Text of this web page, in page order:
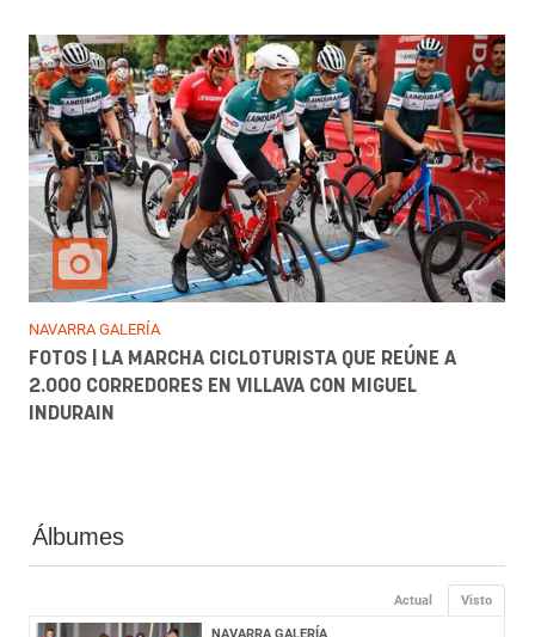
NAVARRA GALERÍA
FOTOS | LA MARCHA CICLOTURISTA QUE REÚNE A
2.000 CORREDORES EN VILLAVA CON MIGUEL
INDURAIN
Álbumes
Visto
Actual